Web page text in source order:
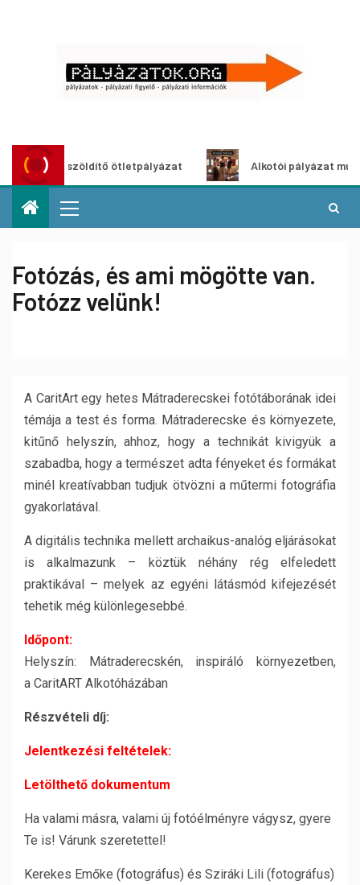
Városzöldítő ötletpályázat Alkotói pályázat
Fotózás, és ami mögötte van.
Fotózz velünk!
A CaritArt egy hetes Mátraderecskei fotótáborának idei
témája a test és forma. Mátraderecske és környezete,
kitűnő helyszín, ahhoz, hogy a technikát kivigyük a
szabadba, hogy a természet adta fényeket és formákat
minél kreatívabban tudjuk ötvözni a műtermi fotográfia
gyakorlatával.
A digitális technika mellett archaikus-analóg eljárásokat
is alkalmazunk – köztük néhány rég elfeledett
praktikával – melyek az egyéni látásmód kifejezését
tehetik még különlegesebbé.
Időpont:
Helyszín: Mátraderecskén, inspiráló környezetben,
a CaritART Alkotóházában
Részvételi díj:
Jelentkezési feltételek:
Letölthető dokumentum
Ha valami másra, valami új fotóélményre vágysz, gyere
Te is! Várunk szeretettel!
Kerekes Emőke (fotográfus) és Sziráki Lili (fotográfus)